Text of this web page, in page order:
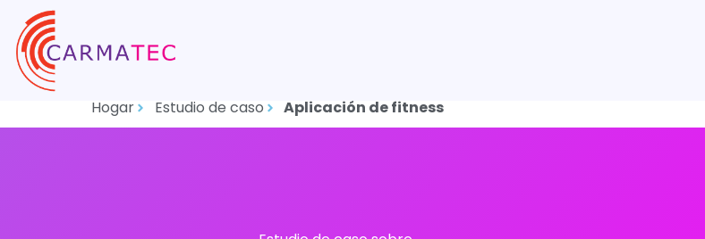
Hogar Estudio de caso Aplicación de fitness